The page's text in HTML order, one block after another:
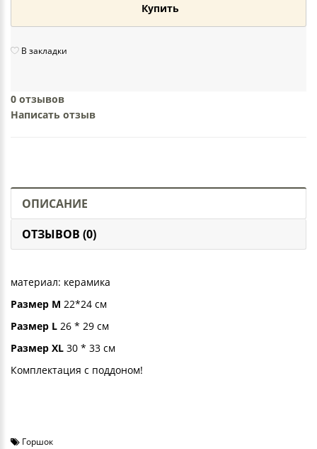
Купить
В закладки
0 отзывов
Написать отзыв
ОПИСАНИЕ
ОТЗЫВОВ (0)
материал: керамика
Размер М 22*24 см
Размер L 26 * 29 см
Размер ХL 30 * 33 см
Комплектация с поддоном!
Горшок